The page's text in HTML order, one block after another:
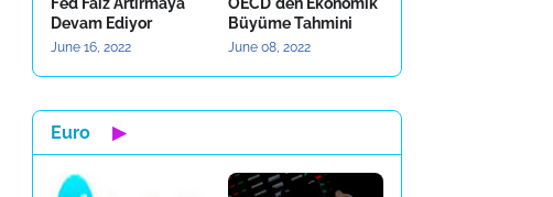
Devam Ediyor
June 16, 2022
Büyüme Tahmini
June 08, 2022
Euro ▶